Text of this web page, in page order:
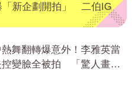
「新企劃開拍」 二伯IG
舞翻轉爆意外！李雅英當
控變臉全被拍 「驚人畫